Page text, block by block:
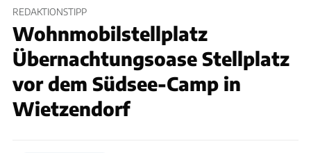
REDAKTIONSTIPP
Wohnmobilstellplatz
Übernachtungsoase Stellplatz
vor dem Südsee-Camp in
Wietzendorf